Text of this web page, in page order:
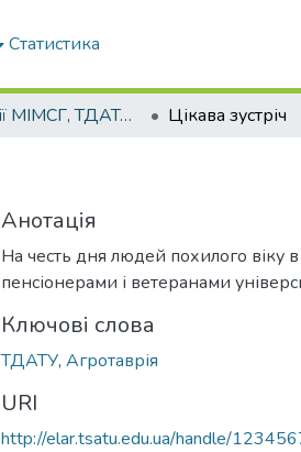
Статистика
Публікації МІМСГ, ТДАТА, ТДАТУ Цікава зустріч
Анотація
На честь дня людей похилого віку
пенсіонерами і ветеранами
Ключові слова
ТДАТУ, Агротаврія
URI
http://elar.tsatu.edu.ua/handle/